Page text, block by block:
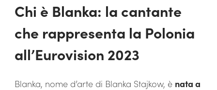
Chi è Blanka: la cantante
che rappresenta la Polonia
all’Eurovision 2023
Blanka, nome d’arte di Blanka Stajkow, è nata a